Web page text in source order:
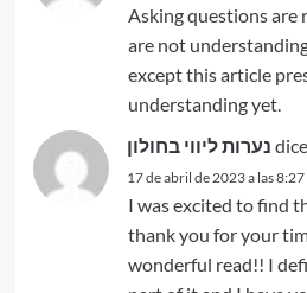
Asking questions are
are not
except this article
understanding yet.
נערות ליווי בחולון
17 de abril de 2023 a las 8:27
I was excited to find
thank you for your
wonderful read!! I